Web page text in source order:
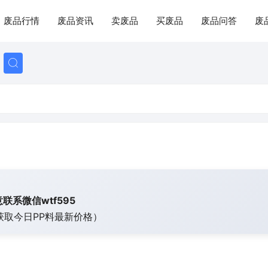
废品行情 废品资讯 卖废品 买废品 废品问答 废
联系微信wtf595
今日PP料最新价格）